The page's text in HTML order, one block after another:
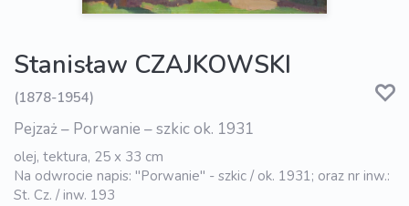
Stanisław CZAJKOWSKI
(1878-1954)
Pejzaż – Porwanie – szkic ok. 1931
olej, tektura, 25 x 33 cm
Na odwrocie napis: "Porwanie" - szkic / ok. 1931; oraz nr inw.:
St. Cz. / inw. 193